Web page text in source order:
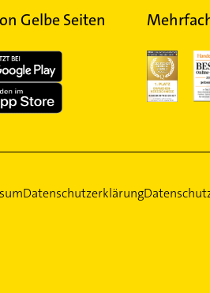
Gelbe Seiten
Datenschutzerklärung